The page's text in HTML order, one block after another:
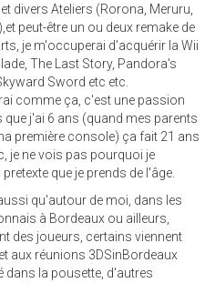
divers Ateliers (Rorona, Meruru,
peut-être un ou deux remake de
je m'occuperai d'acquérir la Wii
The Last Story, Pandora's
Sword etc etc.
comme ça, c'est une passion
que j'ai 6 ans (quand mes parents
première console) ça fait 21 ans
je ne vois pas pourquoi je
que je prends de l'âge.
qu'autour de moi, dans les
à Bordeaux ou ailleurs,
des joueurs, certains viennent
aux réunions 3DSinBordeaux
dans la pousette, d'autres